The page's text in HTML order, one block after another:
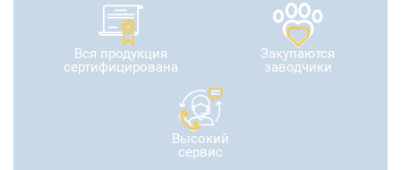
Вся продукция
сертифицирована
Закупаются
заводчики
Высокий
сервис